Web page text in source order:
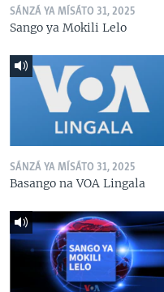
SÁNZÁ YA MÍSÁTO 31, 2025
Sango ya Mokili Lelo
SÁNZÁ YA MÍSÁTO 31, 2025
Basango na VOA Lingala